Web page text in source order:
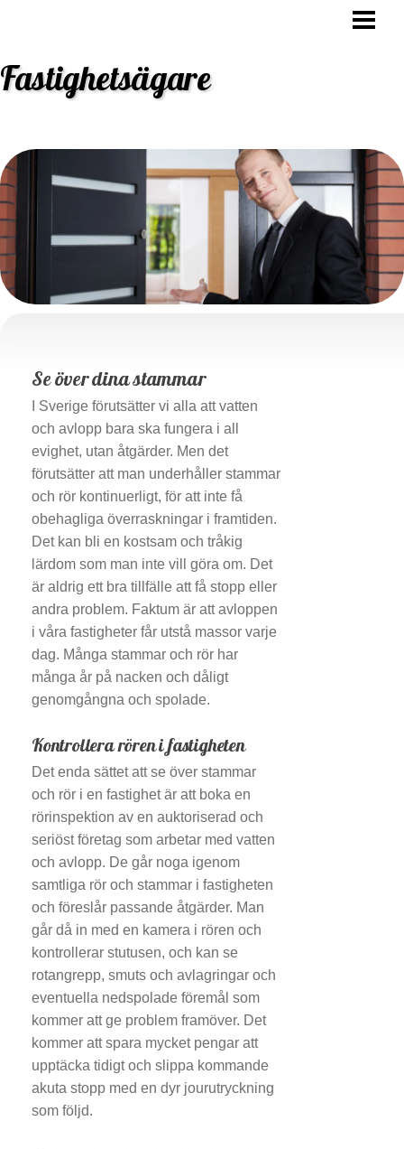
STAMBYTE
BLOGG
Fastighetsägare
Se över dina stammar
I Sverige förutsätter vi alla att vatten
och avlopp bara ska fungera i all
evighet, utan åtgärder. Men det
förutsätter att man underhåller stammar
och rör kontinuerligt, för att inte få
obehagliga överraskningar i framtiden.
Det kan bli en kostsam och tråkig
lärdom som man inte vill göra om. Det
är aldrig ett bra tillfälle att få stopp eller
andra problem. Faktum är att avloppen
i våra fastigheter får utstå massor varje
dag. Många stammar och rör har
många år på nacken och dåligt
genomgångna och spolade.
Kontrollera rören i fastigheten
Det enda sättet att se över stammar
och rör i en fastighet är att boka en
rörinspektion av en auktoriserad och
seriöst företag som arbetar med vatten
och avlopp. De går noga igenom
samtliga rör och stammar i fastigheten
och föreslår passande åtgärder. Man
går då in med en kamera i rören och
kontrollerar stutusen, och kan se
rotangrepp, smuts och avlagringar och
eventuella nedspolade föremål som
kommer att ge problem framöver. Det
kommer att spara mycket pengar att
upptäcka tidigt och slippa kommande
akuta stopp med en dyr jourutryckning
som följd.